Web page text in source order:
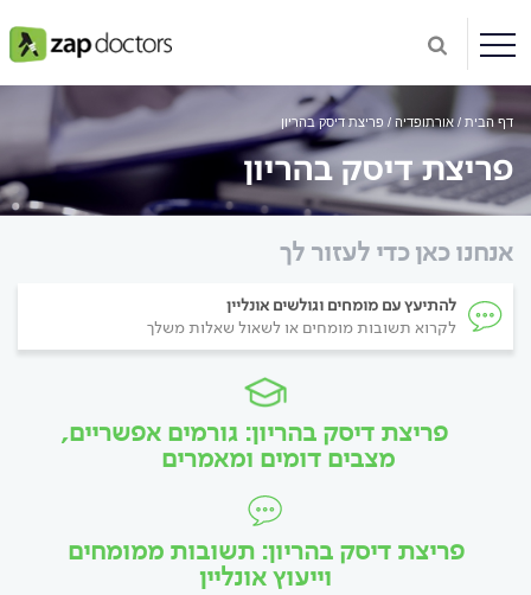
דף הבית אורתופדיה פריצת דיסק בהריון
פריצת דיסק בהריון
אנחנו כאן כדי לעזור לך
להתיעץ עם מומחים וגולשים אונליין
לקרוא תשובות מומחים או לשאול שאלות משלך
פריצת דיסק בהריון: גורמים אפשריים,
מצבים דומים ומאמרים
פריצת דיסק בהריון: תשובות ממומחים
וייעוץ אונליין